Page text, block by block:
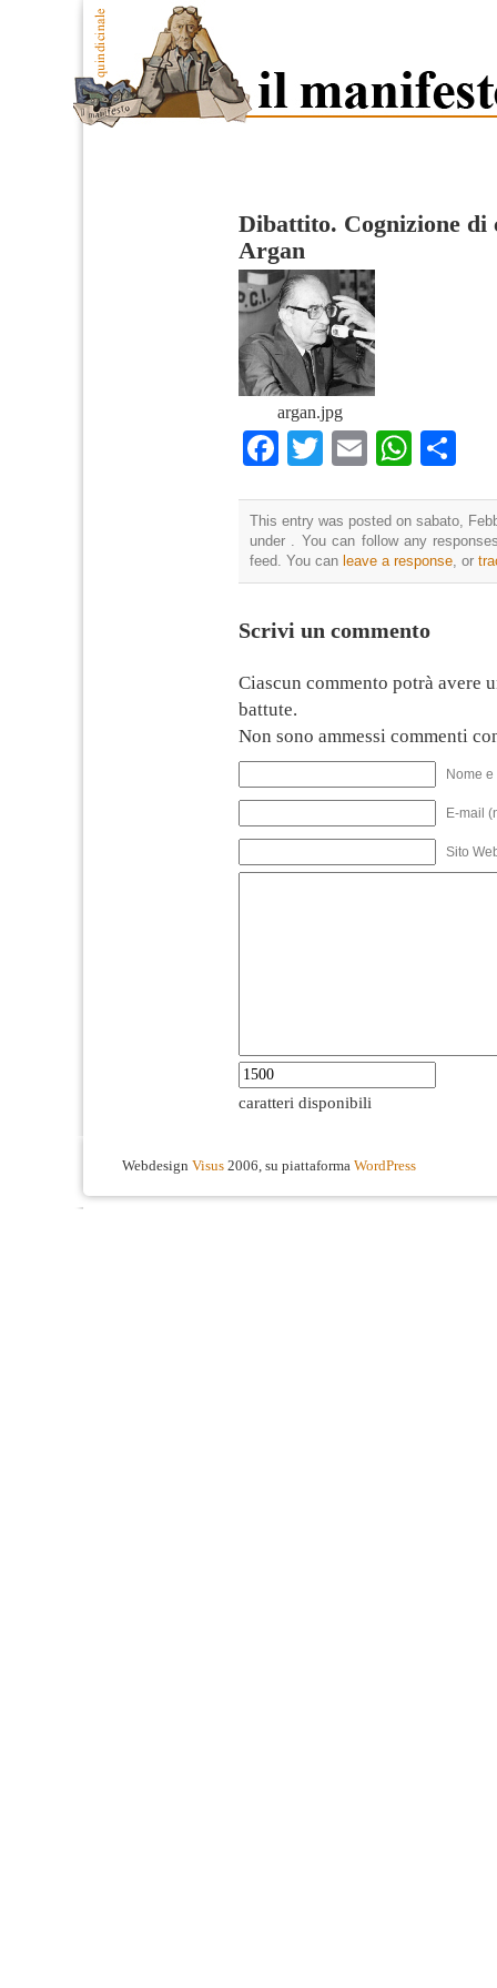
Dibattito. Cognizione di
Argan
argan.jpg
Facebook
TwitterEmail
This entry was posted on sabato,
under . You can follow any
feed. You can leave a response, or
Scrivi un commento
Ciascun commento potrà avere
battute.
Non sono ammessi commenti
Nome
E-mail
Sito
caratteri disponibili
Webdesign Visus 2006, su piattaforma WordPress